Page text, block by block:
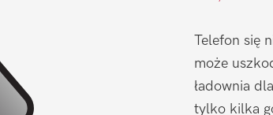
Telefon się
może
ładownia
tylko kilka